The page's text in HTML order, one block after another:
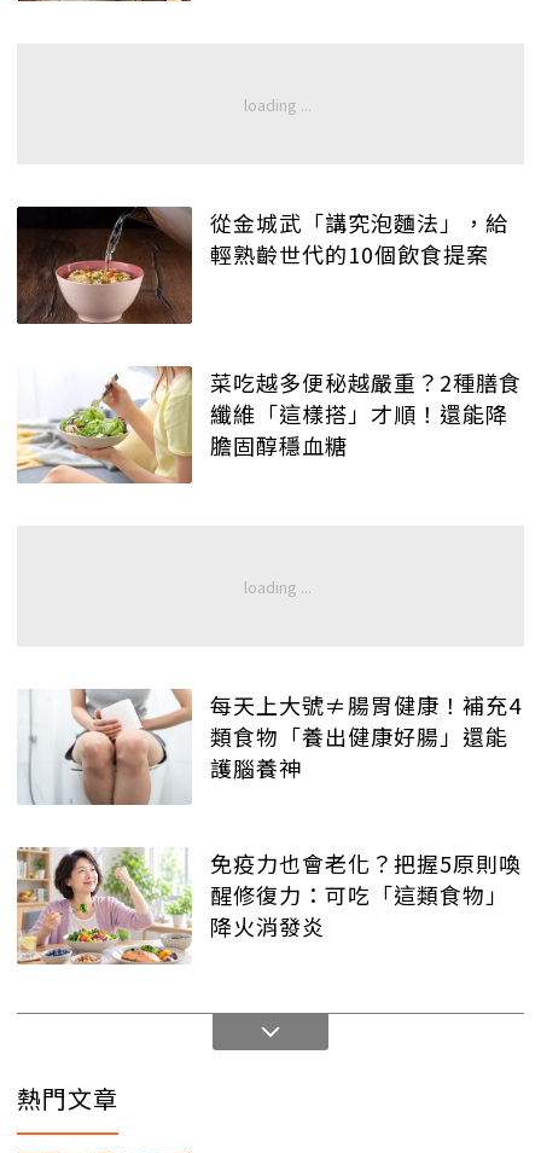
從金城武「講究泡麵法」，給
輕熟齡世代的10個飲食提案
菜吃越多便秘越嚴重？2種膳食
纖維「這樣搭」才順！還能降
膽固醇穩血糖
每天上大號≠腸胃健康！補充4
類食物「養出健康好腸」還能
護腦養神
免疫力也會老化？把握5原則喚
醒修復力：可吃「這類食物」
降火消發炎
熱門文章